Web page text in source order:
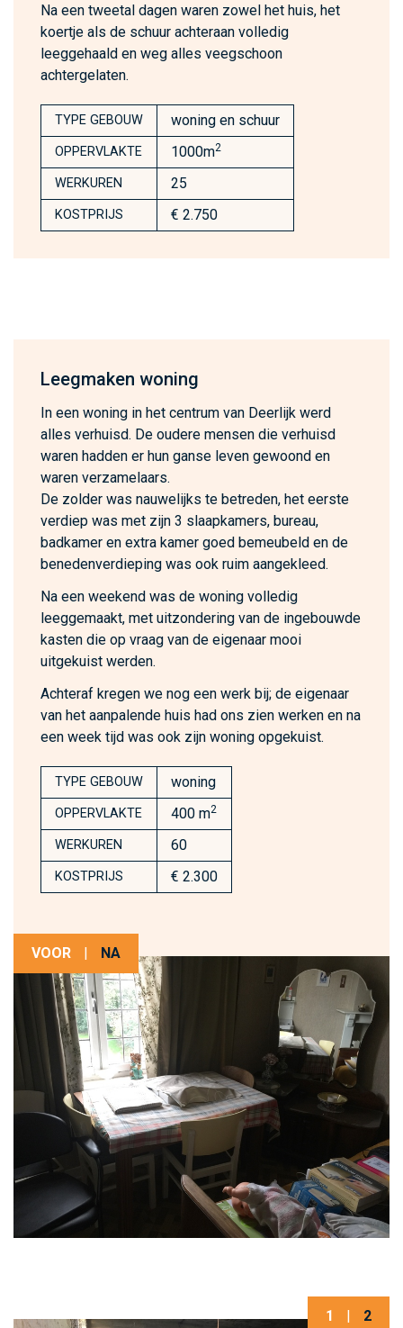
Na een tweetal dagen waren zowel het huis, het
koertje als de schuur achteraan volledig
leeggehaald en weg alles veegschoon
achtergelaten.
TYPE GEBOUW woning en schuur
OPPERVLAKTE 1000m2
WERKUREN 25
KOSTPRIJS € 2.750
Leegmaken woning
In een woning in het centrum van Deerlijk werd
alles verhuisd. De oudere mensen die verhuisd
waren hadden er hun ganse leven gewoond en
waren verzamelaars.
De zolder was nauwelijks te betreden, het eerste
verdiep was met zijn 3 slaapkamers, bureau,
badkamer en extra kamer goed bemeubeld en de
benedenverdieping was ook ruim aangekleed.
Na een weekend was de woning volledig
leeggemaakt, met uitzondering van de ingebouwde
kasten die op vraag van de eigenaar mooi
uitgekuist werden.
Achteraf kregen we nog een werk bij; de eigenaar
van het aanpalende huis had ons zien werken en na
een week tijd was ook zijn woning opgekuist.
TYPE GEBOUW woning
OPPERVLAKTE 400 m2
WERKUREN 60
KOSTPRIJS € 2.300
VOOR | NA
1 2